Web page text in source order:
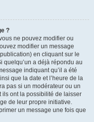
?
ne pouvez modifier ou
modifier un message
en cliquant sur le
a déjà répondu au
indiquant qu’il a été
que la date et l’heure de la
pas si un modérateur ou un
ont la possibilité de laisser
de leur propre initiative.
un message une fois que